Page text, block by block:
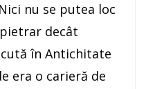
nu se putea loc
decât
în Antichitate
era o carieră de